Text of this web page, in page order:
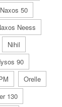
Naxos 50
Neess
Nihil
90
Orelle
130